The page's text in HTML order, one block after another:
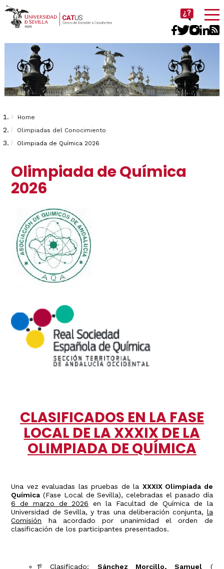
Imagen
Breadcrumbs
You
are
here:
Home
Olimpiadas del Conocimiento
Olimpiada de Química 2026
Olimpiada de Química
2026
CLASIFICADOS EN LA FASE
LOCAL DE LA XXXIX DE LA
OLIMPIADA DE QUÍMICA
Una vez evaluadas las pruebas de la XXXIX Olimpiada de
Química (Fase Local de Sevilla), celebradas el pasado día
6 de marzo de 2026 en la Facultad de Química de la
Universidad de Sevilla, y tras una deliberación conjunta, la
Comisión ha acordado por unanimidad el orden de
clasificación de los participantes presentados.
1º Clasificado: Sánchez Morcillo, Samuel(